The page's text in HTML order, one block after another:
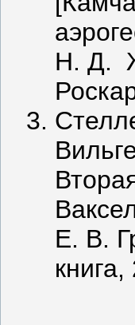
Н. Д.
Е. В.